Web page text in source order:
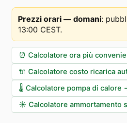
Prezzi orari — domani:
13:00 CEST.
⏰ Calcolatore ora più
🔌 Calcolatore costo ricarica
🌡️ Calcolatore pompa di calore
☀️ Calcolatore ammortamento